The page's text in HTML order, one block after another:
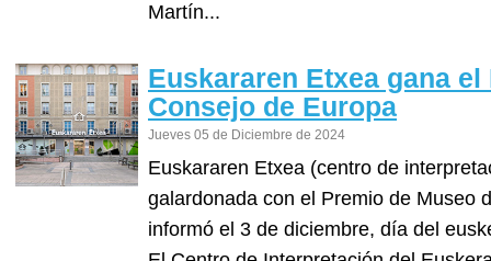
Martín...
Euskararen Etxea gana
Consejo de Europa
Jueves 05 de Diciembre de 2024
Euskararen Etxea (centro de
galardonada con el Premio de Museo
informó el 3 de diciembre, día del